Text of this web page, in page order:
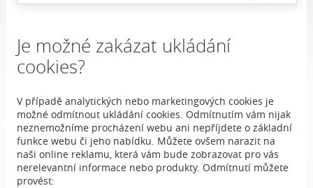
Je možné zakázat ukládání
cookies?
V případě analytických nebo marketingových cookies je
možné odmítnout ukládání cookies. Odmítnutím vám nijak
neznemožníme procházení webu ani nepříjdete o základní
funkce webu či jeho nabídku. Můžete ovšem narazit na
naši online reklamu, která vám bude zobrazovat pro vás
nerelevantní informace nebo produkty. Odmítnutí můžete
provést: